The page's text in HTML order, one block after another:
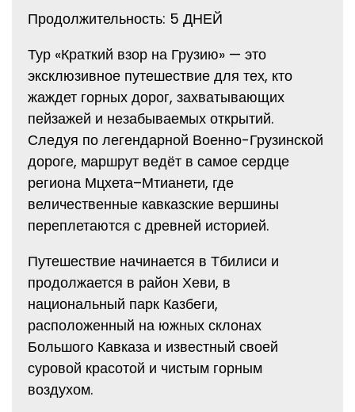
Продолжительность: 5 ДНЕЙ
Тур «Краткий взор на Грузию» — это
эксклюзивное путешествие для тех, кто
жаждет горных дорог, захватывающих
пейзажей и незабываемых открытий.
Следуя по легендарной Военно-Грузинской
дороге, маршрут ведёт в самое сердце
региона Мцхета–Мтианети, где
величественные кавказские вершины
переплетаются с древней историей.
Путешествие начинается в Тбилиси и
продолжается в район Хеви, в
национальный парк Казбеги,
расположенный на южных склонах
Большого Кавказа и известный своей
суровой красотой и чистым горным
воздухом.